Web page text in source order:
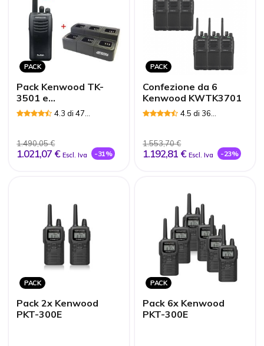
PACK
Pack Kenwood TK-
3501 e
multicaricabatterie
Jetfon
4.3 di 47
1.490,05 €
1.021,07 € Escl. Iva -31%
PACK
Confezione da 6
Kenwood KWTK3701
4.5 di 36
1.553,70 €
1.192,81 € Escl. Iva -23%
PACK
Pack 2x Kenwood
PKT-300E
PACK
Pack 6x Kenwood
PKT-300E